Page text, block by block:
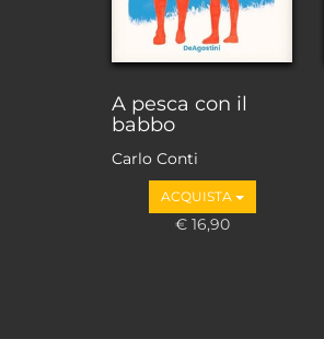
A pesca con il
babbo
Carlo Conti
ACQUISTA
€ 16,90